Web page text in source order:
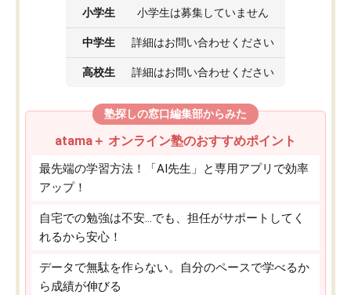
小学生 小学生は募集していません
中学生 詳細はお問い合わせください
高校生 詳細はお問い合わせください
塾探しの窓口編集部からみた
atama＋ オンライン塾のおすすめポイント
最先端の学習方法！「AI先生」と専用アプリで効率
アップ！
自宅での勉強は不安…でも、担任がサポートしてく
れるから安心！
データで無駄を作らない。自分のペースで学べるか
ら成績が伸びる